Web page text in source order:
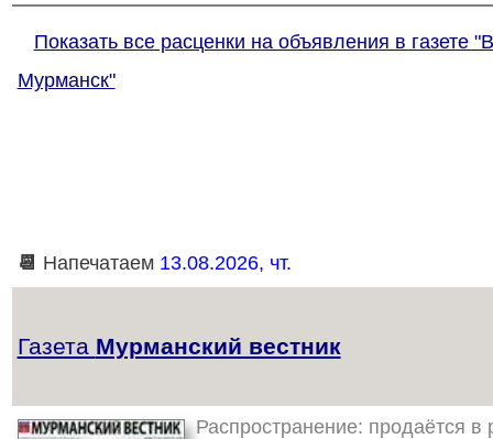
Показать все расценки на объявления в газете
Мурманск"
📆 Напечатаем 13.08.2026, чт.
Газета Мурманский вестник
Распространение: продаётся